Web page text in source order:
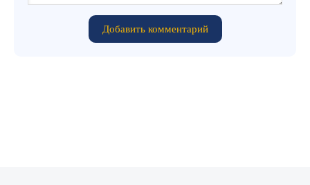
Добавить комментарий